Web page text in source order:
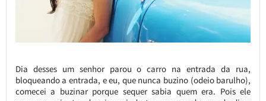
Dia desses um senhor parou o carro na entrada da rua,
bloqueando a entrada, e eu, que nunca buzino (odeio barulho),
comecei a buzinar porque sequer sabia quem era. Pois ele